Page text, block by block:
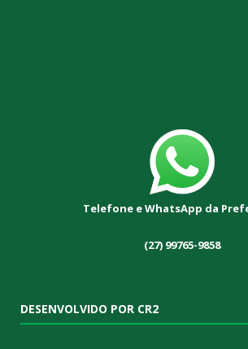
Telefone e WhatsApp da
(27) 99765-9858
DESENVOLVIDO POR CR2